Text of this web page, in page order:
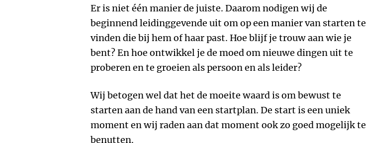
Er is niet één manier de juiste. Daarom nodigen wij de
beginnend leidinggevende uit om op een manier van starten te
vinden die bij hem of haar past. Hoe blijf je trouw aan wie je
bent? En hoe ontwikkel je de moed om nieuwe dingen uit te
proberen en te groeien als persoon en als leider?
Wij betogen wel dat het de moeite waard is om bewust te
starten aan de hand van een startplan. De start is een uniek
moment en wij raden aan dat moment ook zo goed mogelijk te
benutten.